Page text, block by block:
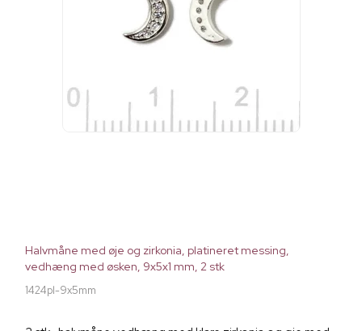
Halvmåne med øje og zirkonia, platineret messing,
vedhæng med øsken, 9x5x1 mm, 2 stk
1424pl-9x5mm